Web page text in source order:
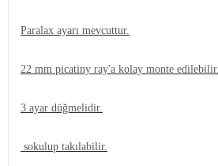
Paralax ayarı mevcuttur.
22 mm picatiny ray'a kolay monte edilebilir.
3 ayar düğmelidir.
sokulup takılabilir.